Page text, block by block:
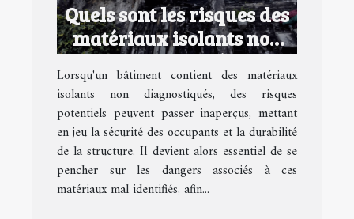
Quels sont les risques des
matériaux isolants non
diagnostiqués ?
Lorsqu'un bâtiment contient des matériaux
isolants non diagnostiqués, des risques
potentiels peuvent passer inaperçus, mettant
en jeu la sécurité des occupants et la durabilité
de la structure. Il devient alors essentiel de se
pencher sur les dangers associés à ces
matériaux mal identifiés, afin...